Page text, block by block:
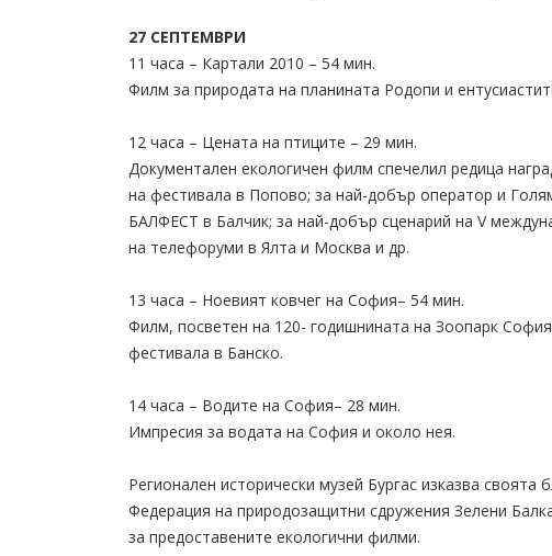
27 СЕПТЕМВРИ
11 часа – Картали 2010 – 54 мин.
Филм за природата на планината Родопи и
12 часа – Цената на птиците – 29 мин.
Документален екологичен филм спечелил редица
на фестивала в Попово; за най-добър оператор и
БАЛФЕСТ в Балчик; за най-добър сценарий на V
на телефоруми в Ялта и Москва и др.
13 часа – Ноевият ковчег на София– 54 мин.
Филм, посветен на 120- годишнината на Зоопарк
фестивала в Банско.
14 часа – Водите на София– 28 мин.
Импресия за водата на София и около нея.
Регионален исторически музей Бургас изказва
Федерация на природозащитни сдружения Зелени
за предоставените екологични филми.